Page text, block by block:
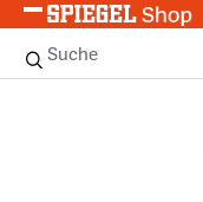
Zum Hauptinhalt
Suche